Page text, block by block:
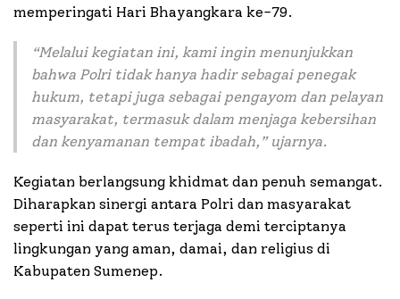
memperingati Hari Bhayangkara ke-79.
“Melalui kegiatan ini, kami ingin menunjukkan
bahwa Polri tidak hanya hadir sebagai penegak
hukum, tetapi juga sebagai pengayom dan pelayan
masyarakat, termasuk dalam menjaga kebersihan
dan kenyamanan tempat ibadah,” ujarnya.
Kegiatan berlangsung khidmat dan penuh semangat.
Diharapkan sinergi antara Polri dan masyarakat
seperti ini dapat terus terjaga demi terciptanya
lingkungan yang aman, damai, dan religius di
Kabupaten Sumenep.